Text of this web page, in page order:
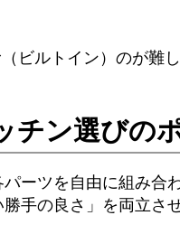
ビルトイン）のが難
チン選びの
ーツを自由に組み合
手の良さ」を両立さ